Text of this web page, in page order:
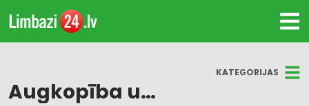
KATEGORIJAS
Augkopība un tehniskās kultūras